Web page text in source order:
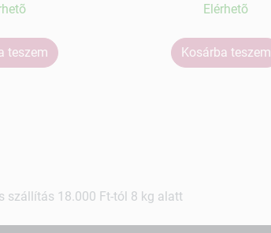
teszem
Elérhetõ
Kosárba teszem
szállítás 18.000 Ft-tól 8 kg alatt